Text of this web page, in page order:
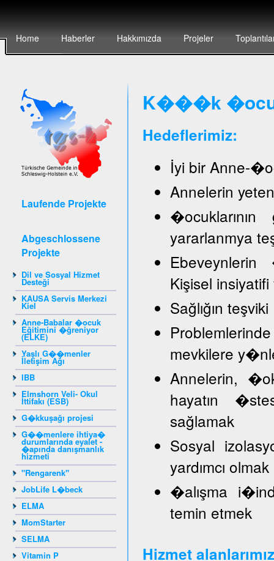
Home Haberler Hakkımızda Projeler
Laufende Projekte
Abgeschlossene
Projekte
Dil ve Sosyal Hizmet
Desteği
KAUSA Servis Merkezi
Kiel
Anne-Babalar �ocuk
Eğitimini �ğreniyor
(ELKE)
Yaşlı G��menler
İletişim Ağı
IBB
Elmshorn Veli- Okul
İttifakı (ESB)
G�kkuşağı projesi
G��menlere ihtiya�
durumlarında eyalet -
�apında danışmanlık
hizmeti
"Rengarenk"
JobLife L�beck
ELMA
MomStarter
SELMA
Vitamin P
K���k
Hedeflerimiz:
İyi bir Anne-
Annelerin
yararlanmya
Kişisel
Sağlığın teşviki
mevkilere
Annelerin,
hayatın
sağlamak
Sosyal
yardımcı olmak
�alışma
temin etmek
Hizmet